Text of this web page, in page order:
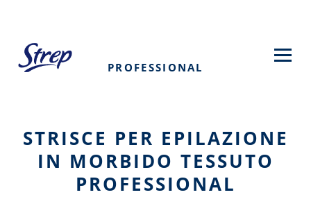
contenuto
principale
PROFESSIONAL
STRISCE PER EPILAZIONE
IN MORBIDO TESSUTO
PROFESSIONAL